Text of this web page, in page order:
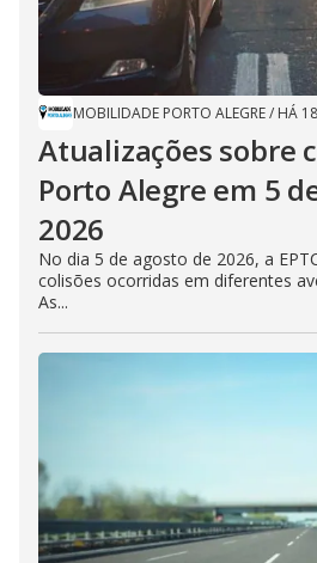
MOBILIDADE PORTO ALEGRE/ HÁ
Atualizações sobre
Porto Alegre em 5
2026
No dia 5 de agosto de 2026, a
colisões ocorridas em diferentes
As...